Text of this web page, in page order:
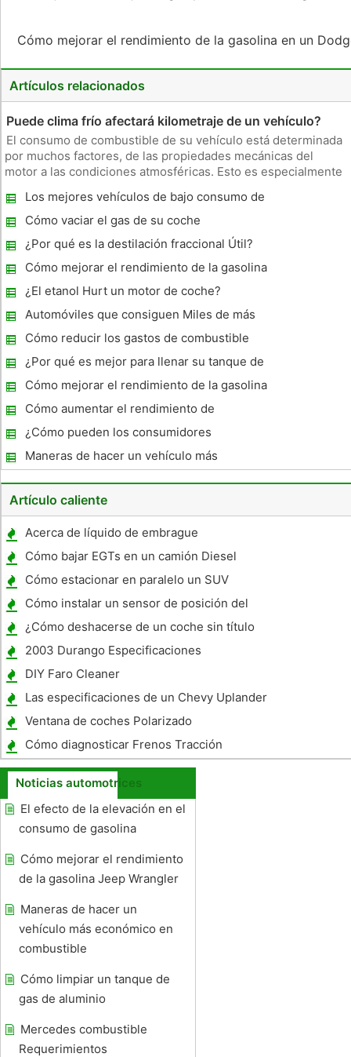
Cómo mejorar el rendimiento de la gasolina en un
Artículos relacionados
Puede clima frío afectará kilometraje de un vehículo?
El consumo de combustible de su vehículo está determinada
por muchos factores, de las propiedades mecánicas del
motor a las condiciones atmosféricas. Esto es especialmente
experimente una disminución notable en el consumo de
gasolina. No sólo el tie
Los mejores vehículos de bajo consumo de
Arrendamiento
Cómo vaciar el gas de su coche
¿Por qué es la destilación fraccional Útil?
Cómo mejorar el rendimiento de la gasolina
en un Chevy Equinox AWD 2005
¿El etanol Hurt un motor de coche?
Automóviles que consiguen Miles de más
de 30 por galón
Cómo reducir los gastos de combustible
¿Por qué es mejor para llenar su tanque de
gas después de 18:00
Cómo mejorar el rendimiento de la gasolina
en un Ford
Cómo aumentar el rendimiento de
combustible para el 1999 Subaru Outback
¿Cómo pueden los consumidores
Transporte latas de gas con seguridad?
Maneras de hacer un vehículo más
económico en combustible
Artículo caliente
Acerca de líquido de embrague
Cómo bajar EGTs en un camión Diesel
Cómo estacionar en paralelo un SUV
Cómo instalar un sensor de posición del
cigüeñal Northstar
¿Cómo deshacerse de un coche sin título
2003 Durango Especificaciones
DIY Faro Cleaner
Las especificaciones de un Chevy Uplander
Extended
Ventana de coches Polarizado
Restricciones
Cómo diagnosticar Frenos Tracción
Noticias automotrices
El efecto de la elevación en el
consumo de gasolina
Cómo mejorar el rendimiento
de la gasolina Jeep Wrangler
Maneras de hacer un
vehículo más económico en
combustible
Cómo limpiar un tanque de
gas de aluminio
Mercedes combustible
Requerimientos